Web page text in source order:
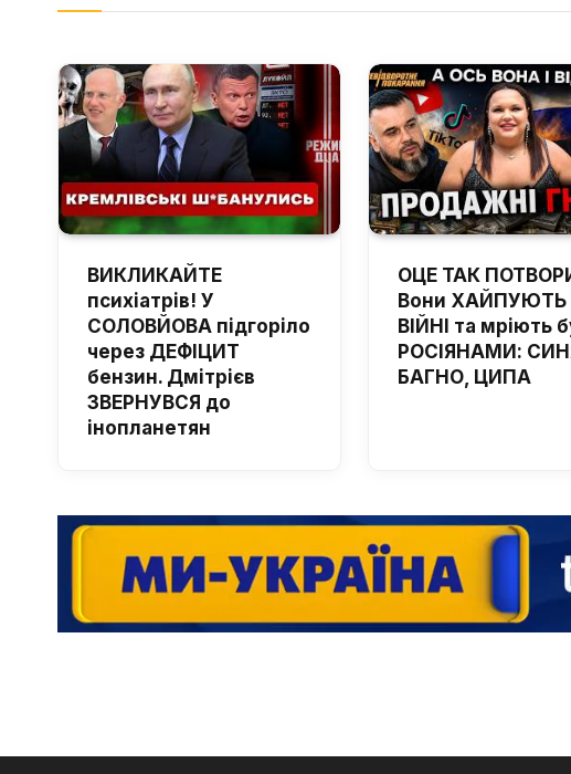
ВИКЛИКАЙТЕ
психіатрів! У
СОЛОВЙОВА підгоріло
через ДЕФІЦИТ
бензин. Дмітрієв
ЗВЕРНУВСЯ до
інопланетян
ОЦЕ ТАК
Вони ХАЙПУЮТЬ
ВІЙНІ та мріють
РОСІЯНАМИ:
БАГНО, ЦИПА